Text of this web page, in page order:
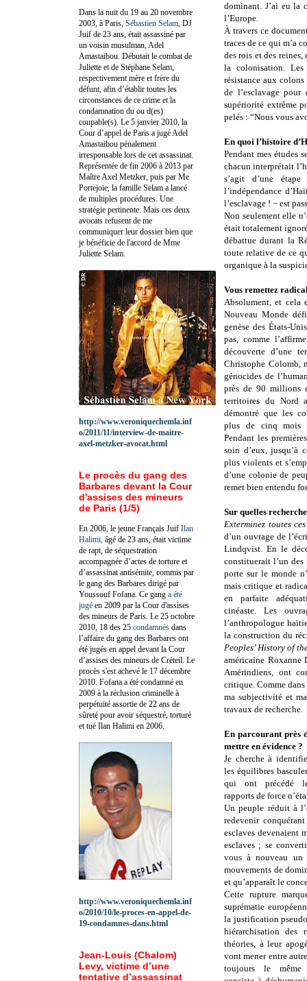
dominant. J’ai eu la
l’Europe.
À travers ce
traces de ce qui m’a
des rois et des
la colonisation. Les
résistance aux
de l’esclavage
supériorité extrême
pelés : “Nous vous
En quoi l’histoire
Pendant mes études
chacun interprétait
s’agit d’une
l’indépendance
l’esclavage ! − est
Non seulement elle
était totalement
débattue durant la
toute relative de ce
organique à la
Vous remettez
Absolument, et cela
Nouveau Monde
genèse des États-
pas, comme
découverte d’une
Christophe Colomb,
génocides de
près de 90 millions
territoires du Nord
démontré que les
plus de cinq mois
Pendant les
soin d’eux, jusqu’à
plus violents et
d’une colonie de
remet bien entendu
Sur quelles
Exterminez toutes
d’un ouvrage de
Lindqvist. En le
constituerait l’un
porte sur le monde
mais critique et
en parfaite
cinéaste. Les
l’anthropologue
la construction du
Peoples’ History of
américaine Roxanne
Amérindiens, ont
critique. Comme
ma subjectivité et
travaux de recherche.
En parcourant près
mettre en évidence ?
Je cherche à
les équilibres
qui ont précédé
rapports de force
Un peuple réduit à
redevenir
esclaves devenaient
esclaves ; se
vous à nouveau
mouvements de
et qu’apparaît le
Cette rupture
suprématie
la justification
hiérarchisation des
théories, à leur
vont mener entre
toujours le même
Dans la nuit du 19 au 20 novembre
2003, à Paris, Sébastien Selam , DJ
Juif de 23 ans, était assassiné par
un voisin musulman, Adel
Amastaibou. Débutait le combat de
Juliette et de Stéphane Selam,
respectivement mère et frère du
défunt, afin d’établir toutes les
circonstances de ce crime et la
condamnation du ou d(es)
coupable(s). Le 5 janvier 2010, la
Cour d’appel de Paris a jugé Adel
Amastaibou pénalement
irresponsable lors de cet assassinat.
Représentée de fin 2006 à 2013 par
Maître Axel Metzker, puis par Me
Portejoie, la famille Selam a lancé
de multiples procédures. Une
stratégie pertinente. Mais ces deux
avocats refusent de me
communiquer leur dossier bien que
je bénéficie de l'accord de Mme
Juliette Selam.
http://www.veroniquechemla.inf
o/2011/11/interview-de-maitre-
axel-metzker-avocat.html
Le procès du gang des
Barbares devant la Cour
d'assises des mineurs
de Paris (1/5)
En 2006, le jeune Français Juif Ilan
Halimi, âgé de 23 ans, était victime
de rapt, de séquestration
accompagnée d’actes de torture et
d’assassinat antisémite, commis par
le gang des Barbares dirigé par
Youssouf Fofana. Ce gang a été
jugé en 2009 par la Cour d'assises
des mineurs de Paris. Le 25 octobre
2010, 18 des 25 condamnés dans
l’affaire du gang des Barbares ont
été jugés en appel devant la Cour
d’assises des mineurs de Créteil. Le
procès s'est achevé le 17 décembre
2010. Fofana a été condamné en
2009 à la réclusion criminelle à
perpétuité assortie de 22 ans de
sûreté pour avoir séquestré, torturé
et tué Ilan Halimi en 2006.
http://www.veroniquechemla.inf
o/2010/10/le-proces-en-appel-de-
19-condamnes-dans.html
Jean-Louis (Chalom)
Levy, victime d’une
tentative d’assassinat